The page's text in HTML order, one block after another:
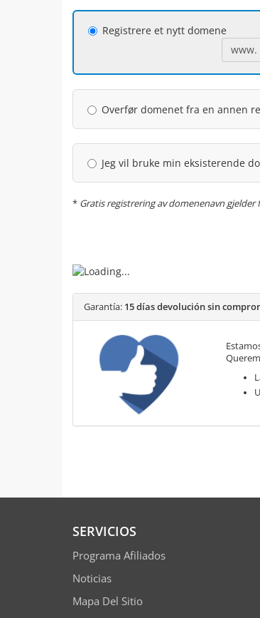
Registrere et nytt domene
www.
Overfør domenet fra en annen
Jeg vil bruke min eksisterende
* Gratis registrering av domenenavn
Garantía: 15 días devolución sin
SERVICIOS
Programa Afiliados
Noticias
Mapa Del Sitio